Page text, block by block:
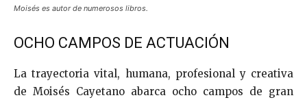
Moisés es autor de numerosos libros.
OCHO CAMPOS DE ACTUACIÓN
La trayectoria vital, humana, profesional y creativa
de Moisés Cayetano abarca ocho campos de gran